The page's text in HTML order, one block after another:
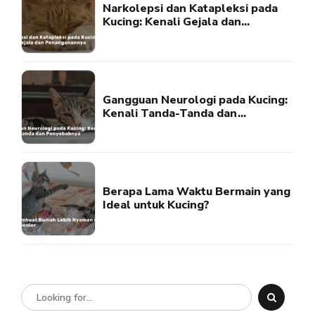
Narkolepsi dan Katapleksi pada
Kucing: Kenali Gejala dan
Gangguan Neurologi pada Kucing:
Kenali Tanda-Tanda dan
Berapa Lama Waktu Bermain yang
Ideal untuk Kucing?